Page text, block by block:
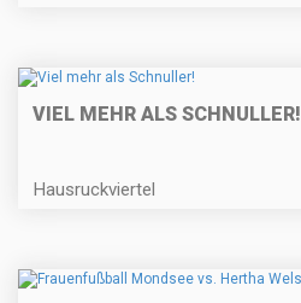
VIEL MEHR ALS SCHNULLER!
Hausruckviertel